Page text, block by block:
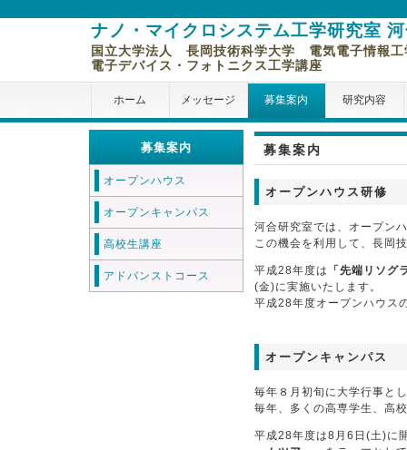
ナノ・マイクロシステム工学研究室
国立大学法人 長岡技術科学大学 電気電子情報工
電子デバイス・フォトニクス工学講座
ホーム メッセージ 募集案内 研究内容
募集案内
オープンハウス研修
河合研究室では、オープン
この機会を利用して、長岡
平成28年度は
「先端リソグ
(金)に実施いたします。
平成28年度オープンハウス
オープンキャンパス
毎年８月初旬に大学行事と
毎年、多くの高専学生、高
平成28年度は8月6日(土)に
募集案内
オープンハウス
オープンキャンパス
高校生講座
アドバンストコース